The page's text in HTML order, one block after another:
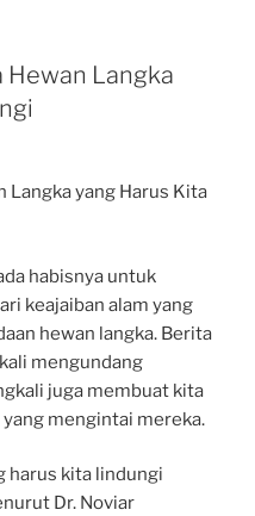
Hewan Langka
Langka yang Harus Kita
habisnya untuk
keajaiban alam yang
hewan langka. Berita
mengundang
juga membuat kita
mengintai mereka.
harus kita lindungi
Dr. Noviar